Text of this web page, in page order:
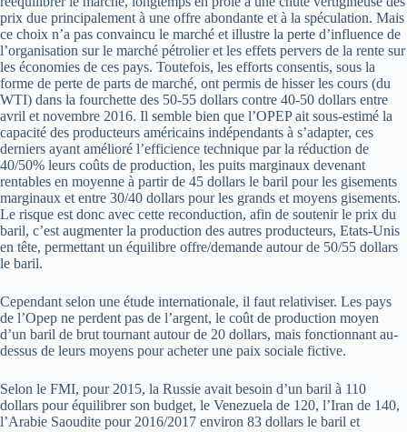
prix due principalement à une offre abondante et à la spéculation. Mais
ce choix n’a pas convaincu le marché et illustre la perte d’influence de
l’organisation sur le marché pétrolier et les effets pervers de la rente sur
les économies de ces pays. Toutefois, les efforts consentis, sous la
forme de perte de parts de marché, ont permis de hisser les cours (du
WTI) dans la fourchette des 50-55 dollars contre 40-50 dollars entre
avril et novembre 2016. Il semble bien que l’OPEP ait sous-estimé la
capacité des producteurs américains indépendants à s’adapter, ces
derniers ayant amélioré l’efficience technique par la réduction de
40/50% leurs coûts de production, les puits marginaux devenant
rentables en moyenne à partir de 45 dollars le baril pour les gisements
marginaux et entre 30/40 dollars pour les grands et moyens gisements.
Le risque est donc avec cette reconduction, afin de soutenir le prix du
baril, c’est augmenter la production des autres producteurs, Etats-Unis
en tête, permettant un équilibre offre/demande autour de 50/55 dollars
le baril.
Cependant selon une étude internationale, il faut relativiser. Les pays
de l’Opep ne perdent pas de l’argent, le coût de production moyen
d’un baril de brut tournant autour de 20 dollars, mais fonctionnant au-
dessus de leurs moyens pour acheter une paix sociale fictive.
Selon le FMI, pour 2015, la Russie avait besoin d’un baril à 110
dollars pour équilibrer son budget, le Venezuela de 120, l’Iran de 140,
l’Arabie Saoudite pour 2016/2017 environ 83 dollars le baril et